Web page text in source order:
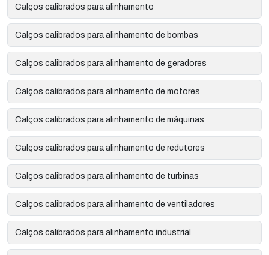
Calços calibrados para alinhamento
Calços calibrados para alinhamento de bombas
Calços calibrados para alinhamento de geradores
Calços calibrados para alinhamento de motores
Calços calibrados para alinhamento de máquinas
Calços calibrados para alinhamento de redutores
Calços calibrados para alinhamento de turbinas
Calços calibrados para alinhamento de ventiladores
Calços calibrados para alinhamento industrial